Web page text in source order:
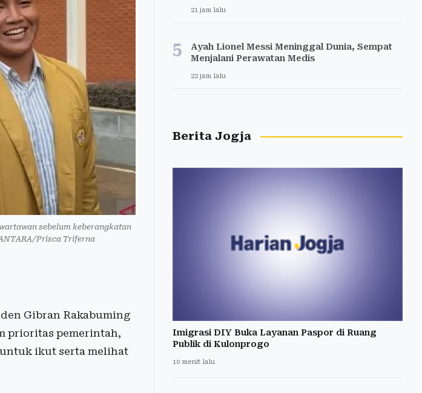
sebelum keberangkatan
Prisca Triferna
Gibran Rakabuming
prioritas pemerintah,
ikut serta melihat
21 jam lalu
5
Ayah Lionel Messi Meninggal Dunia, Sempat
Menjalani Perawatan Medis
22 jam lalu
Berita Jogja
Imigrasi DIY Buka Layanan Paspor di Ruang
Publik di Kulonprogo
10 menit lalu